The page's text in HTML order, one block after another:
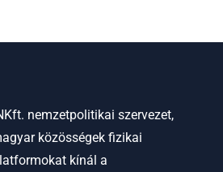
nemzetpolitikai szervezet,
közösségek fizikai
kínál a